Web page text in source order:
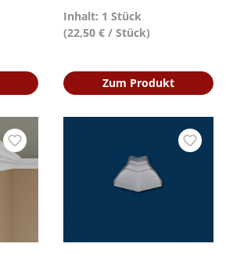
Inhalt: 1 Stück
(22,50 € / Stück)
Zum Produkt